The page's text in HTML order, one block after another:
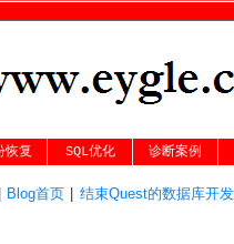
恢复 SQL优化 诊断案例
Blog首页| 结束Quest的数据库开